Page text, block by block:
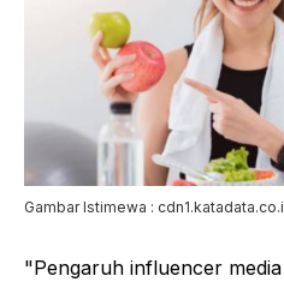
Gambar Istimewa :
"Pengaruh influencer